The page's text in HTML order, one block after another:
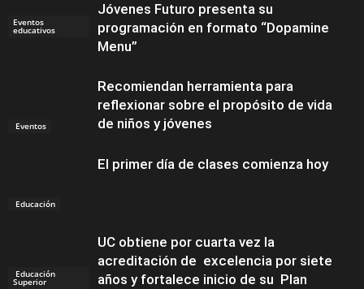
Eventos
educativos
Jóvenes Futuro presenta su
programación en formato “Dopamine
Menu”
Eventos
Recomiendan herramienta para
reflexionar sobre el propósito de vida
de niños y jóvenes
Educación
El primer día de clases comienza hoy
Educación
Superior
UC obtiene por cuarta vez la
acreditación de excelencia por siete
años y fortalece inicio de su Plan